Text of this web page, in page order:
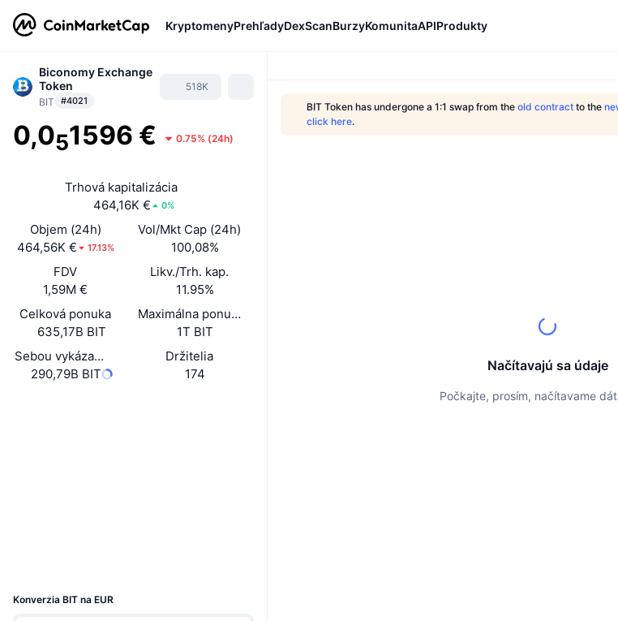
KryptomenyPrehľadyDexScanBurzyKomunitaAPIProdukty
Biconomy Exchange
Token
BIT #4021
518K
0,051596 € 0.75% (24h)
Trhová kapitalizácia
464,16K €
0%
Objem (24h)
464,56K €
17.13%
Vol/Mkt Cap (24h)
100,08%
FDV
1,59M €
Likv./Trh. kap.
11.95%
Celková ponuka
635,17B BIT
Maximálna ponuka
1T BIT
Sebou vykázaná obehová ponuka
290,79B BIT
Držitelia
174
Konverzia BIT na EUR
BIT Token has undergone a 1:1 swap from the old contract to the
click here.
Načítavajú sa údaje
Počkajte, prosím, načítavame